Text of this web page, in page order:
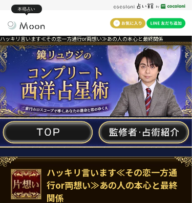
本格占い
ハッキリ言います≪その恋一方通行or両想い≫あの人の本心と最終関係
ハッキリ言います≪その恋一方通
行or両想い≫あの人の本心と最終
関係